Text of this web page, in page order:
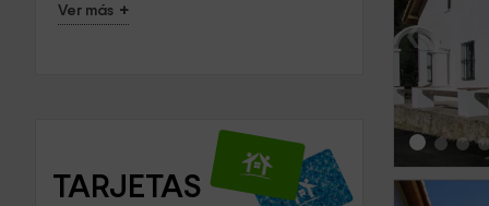
Ver más +
TARJETAS
‹